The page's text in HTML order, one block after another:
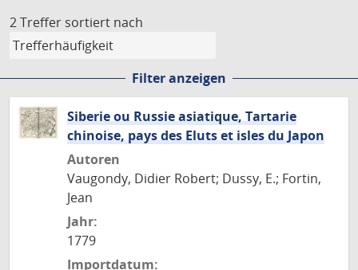
2 Treffer sortiert nach
Filter anzeigen
Siberie ou Russie asiatique, Tartarie
chinoise, pays des Eluts et isles du Japon
Autoren
Vaugondy, Didier Robert; Dussy, E.; Fortin,
Jean
Jahr:
1779
Importdatum: